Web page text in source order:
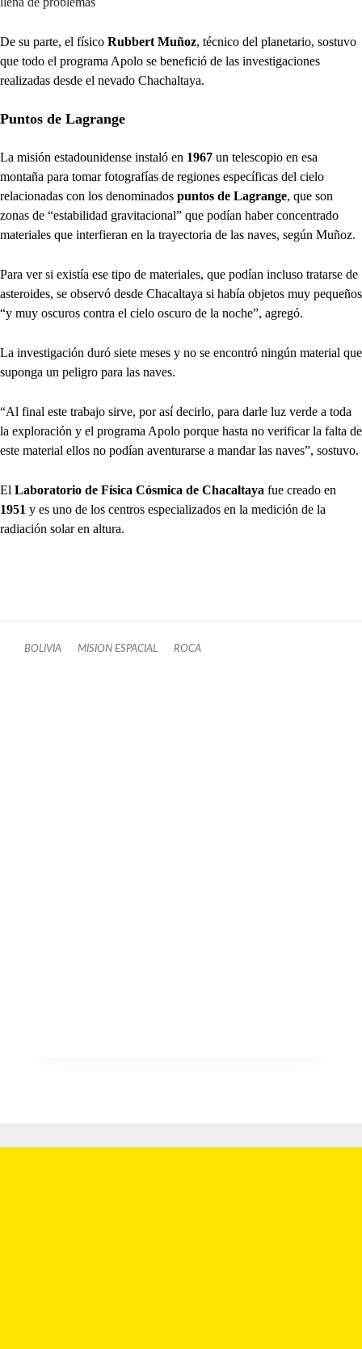
De su parte, el físico Rubbert Muñoz, técnico del planetario, sostuvo
que todo el programa Apolo se benefició de las investigaciones
realizadas desde el nevado Chachaltaya.
Puntos de Lagrange
La misión estadounidense instaló en 1967 un telescopio en esa
montaña para tomar fotografías de regiones específicas del cielo
relacionadas con los denominados puntos de Lagrange, que son
zonas de “estabilidad gravitacional” que podían haber concentrado
materiales que interfieran en la trayectoria de las naves, según Muñoz.
Para ver si existía ese tipo de materiales, que podían incluso tratarse de
asteroides, se observó desde Chacaltaya si había objetos muy pequeños
“y muy oscuros contra el cielo oscuro de la noche”, agregó.
La investigación duró siete meses y no se encontró ningún material que
suponga un peligro para las naves.
“Al final este trabajo sirve, por así decirlo, para darle luz verde a toda
la exploración y el programa Apolo porque hasta no verificar la falta de
este material ellos no podían aventurarse a mandar las naves”, sostuvo.
El Laboratorio de Física Cósmica de Chacaltaya fue creado en
1951 y es uno de los centros especializados en la medición de la
radiación solar en altura.
BOLIVIA MISION ESPACIAL ROCA